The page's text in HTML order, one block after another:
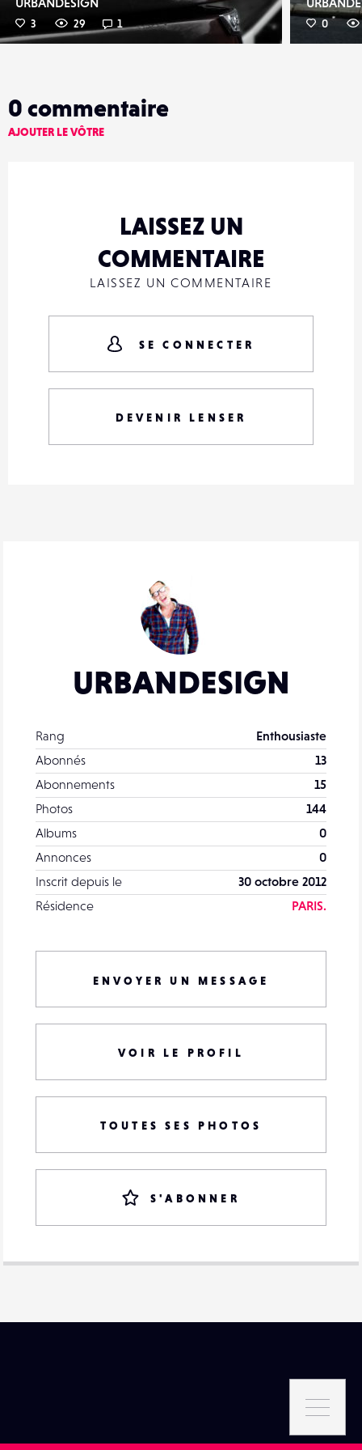
3 29 1 0
URBANDESIGN
Rang
Enthousiaste
Abonnés
13
Abonnements
15
Photos
144
Albums
0
Annonces
0
Inscrit depuis le
30 octobre 2012
Résidence
PARIS.
ENVOYER UN MESSAGE
VOIR LE PROFIL
TOUTES SES PHOTOS
S'ABONNER
0 commentaire
AJOUTER LE VÔTRE
LAISSEZ UN
COMMENTAIRE
LAISSEZ UN COMMENTAIRE
SE CONNECTER
DEVENIR LENSER